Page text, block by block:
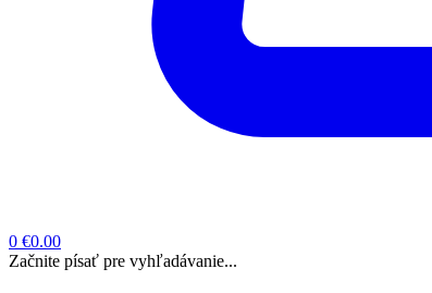
0 €0.00
Začnite písať pre vyhľadávanie...